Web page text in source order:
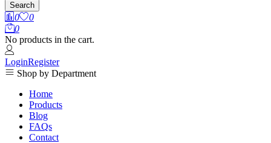
Search
0
0
0
No products in the cart.
LoginRegister
Shop by Department
Home
Products
Blog
FAQs
Contact